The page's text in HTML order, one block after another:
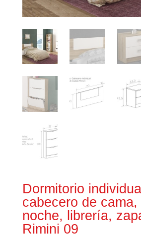
Dormitorio
cabecero de
noche, librería,
Rimini 09